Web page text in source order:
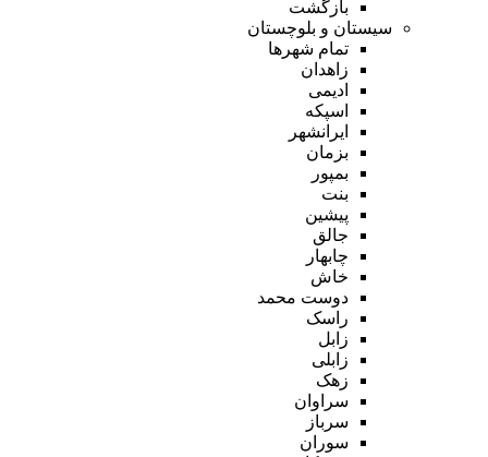
بازگشت
سیستان و بلوچستان
تمام شهر‌ها
زاهدان
ادیمی
اسپکه
ایرانشهر
بزمان
بمپور
بنت
پیشین
جالق
چابهار
خاش
دوست محمد
راسک
زابل
زابلی
زهک
سراوان
سرباز
سوران